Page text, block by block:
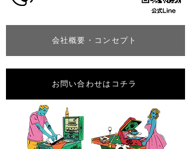
会社概要・コンセプト
お問い合わせはコチラ